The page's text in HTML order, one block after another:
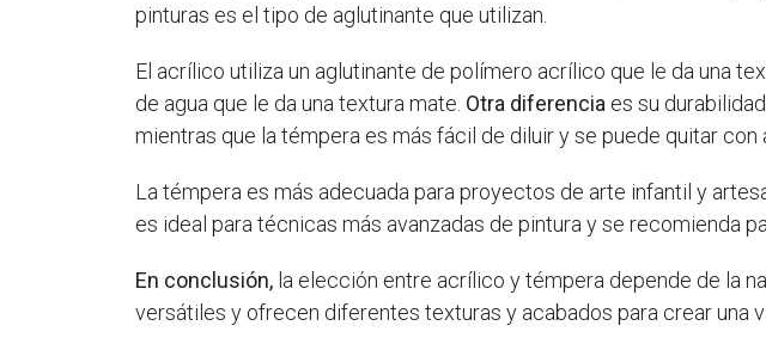
pinturas es el tipo de aglutinante que utilizan.
El acrílico utiliza un aglutinante de polímero acrílico que le da una
de agua que le da una textura mate. Otra diferencia es su
mientras que la témpera es más fácil de diluir y se puede quitar con
La témpera es más adecuada para proyectos de arte infantil y
es ideal para técnicas más avanzadas de pintura y se recomienda
En conclusión, la elección entre acrílico y témpera depende de la
versátiles y ofrecen diferentes texturas y acabados para crear una